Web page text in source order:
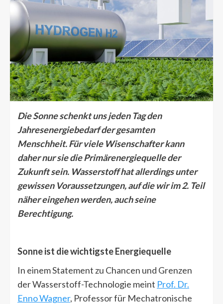
Die Sonne schenkt uns jeden Tag den
Jahresenergiebedarf der gesamten
Menschheit. Für viele Wisenschafter kann
daher nur sie die Primärenergiequelle der
Zukunft sein. Wasserstoff hat allerdings unter
gewissen Voraussetzungen, auf die wir im 2. Teil
näher eingehen werden, auch seine
Berechtigung.
Sonne ist die wichtigste Energiequelle
In einem Statement zu Chancen und Grenzen
der Wasserstoff-Technologie meint Prof. Dr.
Enno Wagner, Professor für Mechatronische